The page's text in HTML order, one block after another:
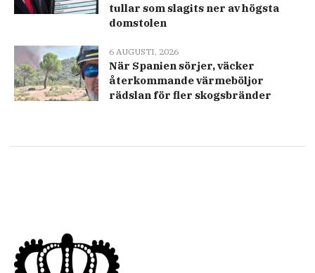
tullar som slagits ner av högsta
domstolen
6 AUGUSTI, 2026
När Spanien sörjer, väcker
återkommande värmeböljor
rädslan för fler skogsbränder